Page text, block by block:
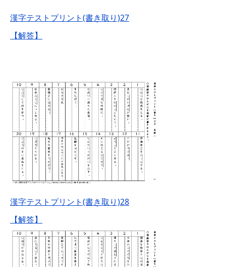
漢字テストプリント(書き取り)27
【解答】
漢字テストプリント(書き取り)28
【解答】